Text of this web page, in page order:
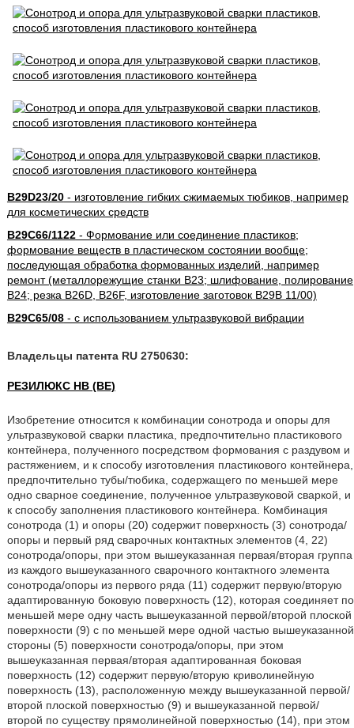
B29D23/20- изготовление гибких сжимаемых тюбиков, например
для косметических средств
B29C66/1122- Формование или соединение пластиков;
формование веществ в пластическом состоянии вообще;
последующая обработка формованных изделий, например
ремонт (металлорежущие станки B23; шлифование, полирование
B24; резка B26D, B26F, изготовление заготовок B29B 11/00)
B29C65/08- с использованием ультразвуковой вибрации
Владельцы патента RU 2750630:
РЕЗИЛЮКС НВ (BE)
Изобретение относится к комбинации сонотрода и опоры для
ультразвуковой сварки пластика, предпочтительно пластикового
контейнера, полученного посредством формования с раздувом и
растяжением, и к способу изготовления пластикового контейнера,
предпочтительно тубы/тюбика, содержащего по меньшей мере
одно сварное соединение, полученное ультразвуковой сваркой, и
к способу заполнения пластикового контейнера. Комбинация
сонотрода (1) и опоры (20) содержит поверхность (3) сонотрода/
опоры и первый ряд сварочных контактных элементов (4, 22)
сонотрода/опоры, при этом вышеуказанная первая/вторая группа
из каждого вышеуказанного сварочного контактного элемента
сонотрода/опоры из первого ряда (11) содержит первую/вторую
адаптированную боковую поверхность (12), которая соединяет по
меньшей мере одну часть вышеуказанной первой/второй плоской
поверхности (9) с по меньшей мере одной частью вышеуказанной
стороны (5) поверхности сонотрода/опоры, при этом
вышеуказанная первая/вторая адаптированная боковая
поверхность (12) содержит первую/вторую криволинейную
поверхность (13), расположенную между вышеуказанной первой/
второй плоской поверхностью (9) и вышеуказанной первой/
второй по существу прямолинейной поверхностью (14), при этом